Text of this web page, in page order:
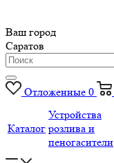
Ваш город
Саратов
Отложенные 0
Каталог
Устройства
розлива и
пеногасители